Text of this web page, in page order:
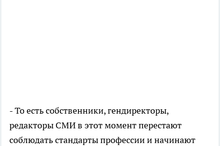
- То есть собственники, гендиректоры,
редакторы СМИ в этот момент перестают
соблюдать стандарты профессии и начинают